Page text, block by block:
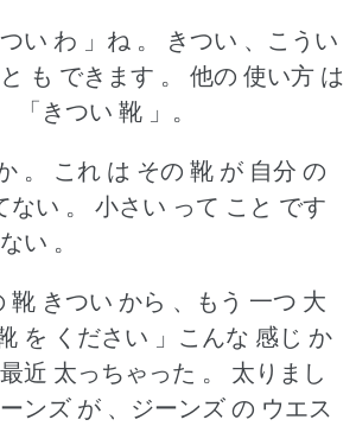
い わ 」ね 。
きつい 、こうい
も できます 。
他の 使い方 は
「きつい 靴 」。
。
これ は その 靴 が 自分 の
い 。
小さい って こと です
い 。
靴 きつい から 、もう 一つ 大
を ください 」こんな 感じ か
近 太っちゃった 。
太りまし
ンズ が 、ジーンズ の ウエス